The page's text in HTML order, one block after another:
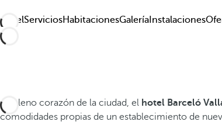
HotelServiciosHabitacionesGalería Instalaciones
En pleno corazón de la ciudad, el hotel Barceló
comodidades propias de un establecimiento de